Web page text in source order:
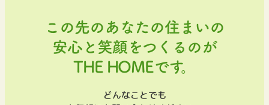
この先のあなたの住まいの
安心と笑顔をつくるのが
THE HOMEです。
どんなことでも